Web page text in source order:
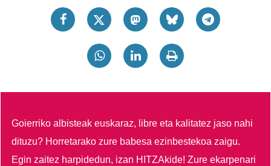
Goierriko albisteak euskaraz, libre eta kalitatez jaso nahi
dituzu? Horretarako zure babesa ezinbestekoa zaigu.
Egin zaitez harpidedun, izan HITZAkide!Zure ekarpenari